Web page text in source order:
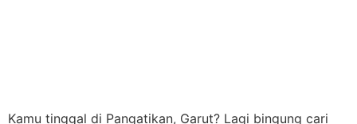
Kamu tinggal di Pangatikan, Garut? Lagi bingung cari